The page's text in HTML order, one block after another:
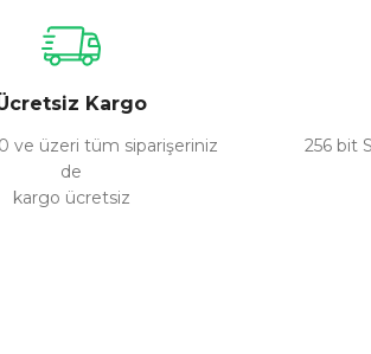
Kargo
ve üzeri tüm siparişeriniz
de
kargo ücretsiz
256 bit